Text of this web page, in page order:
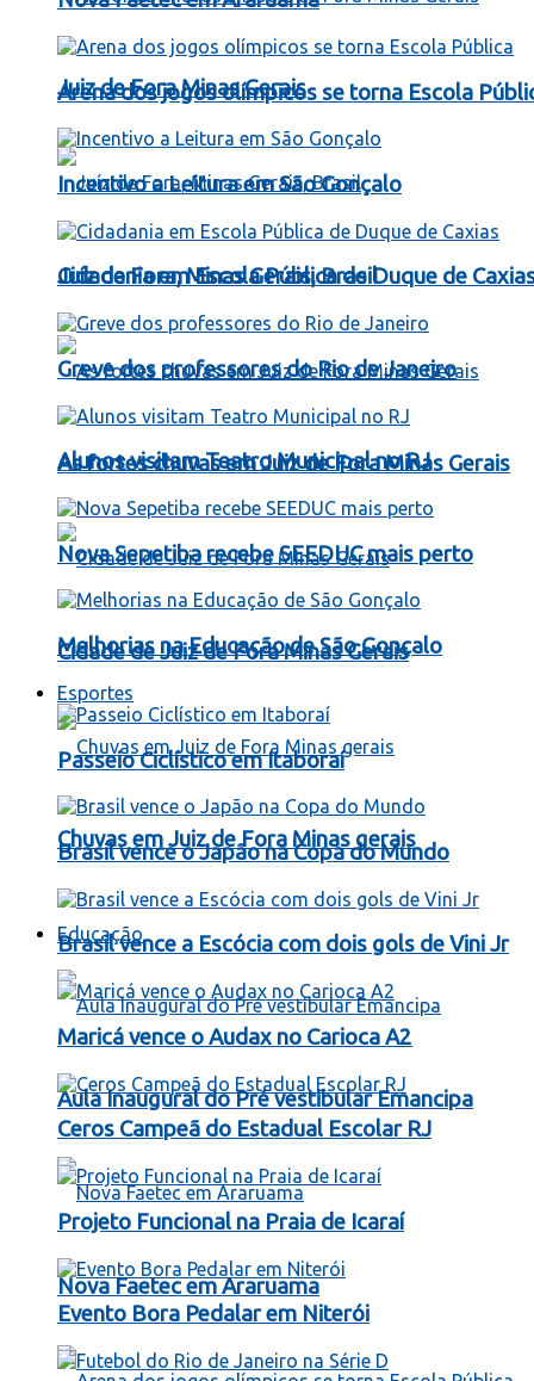
Juiz de Fora Minas Gerais
Juíz de Fora, Minas Gerais, Brasil
As fortes chuvas em Juiz de Fora Minas Gerais
Cidade de Juiz de Fora Minas Gerais
Chuvas em Juiz de Fora Minas gerais
Educação
Aula Inaugural do Pré vestibular Emancipa
Nova Faetec em Araruama
Arena dos jogos olímpicos se torna Escola
Incentivo a Leitura em São Gonçalo
Cidadania em Escola Pública de Duque de
Greve dos professores do Rio de Janeiro
Alunos visitam Teatro Municipal no RJ
Nova Sepetiba recebe SEEDUC mais perto
Melhorias na Educação de São Gonçalo
Esportes
Passeio Ciclístico em Itaboraí
Brasil vence o Japão na Copa do Mundo
Brasil vence a Escócia com dois gols de Vini Jr
Maricá vence o Audax no Carioca A2
Ceros Campeã do Estadual Escolar RJ
Projeto Funcional na Praia de Icaraí
Evento Bora Pedalar em Niterói